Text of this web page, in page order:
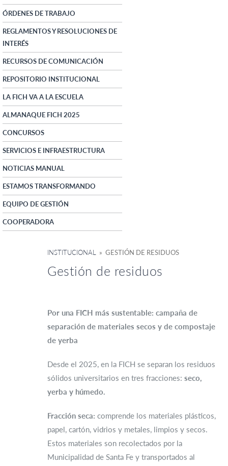
ÓRDENES DE TRABAJO
REGLAMENTOS Y RESOLUCIONES DE
INTERÉS
RECURSOS DE COMUNICACIÓN
REPOSITORIO INSTITUCIONAL
LA FICH VA A LA ESCUELA
ALMANAQUE FICH 2025
CONCURSOS
SERVICIOS E INFRAESTRUCTURA
NOTICIAS MANUAL
ESTAMOS TRANSFORMANDO
EQUIPO DE GESTIÓN
COOPERADORA
INSTITUCIONAL » GESTIÓN DE RESIDUOS
Gestión de residuos
Por una FICH más sustentable: campaña de
separación de materiales secos y de compostaje
de yerba
Desde el 2025, en la FICH se separan los residuos
sólidos universitarios en tres fracciones: seco,
yerba y húmedo.
Fracción seca: comprende los materiales plásticos,
papel, cartón, vidrios y metales, limpios y secos.
Estos materiales son recolectados por la
Municipalidad de Santa Fe y transportados al